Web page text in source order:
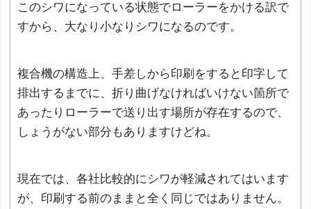
このシワになっている状態でローラーをかける訳で
すから、大なり小なりシワになるのです。
複合機の構造上、手差しから印刷をすると印字して
排出するまでに、折り曲げなければいけない箇所で
あったりローラーで送り出す場所が存在するので、
しょうがない部分もありますけどね。
現在では、各社比較的にシワが軽減されてはいます
が、印刷する前のままと全く同じではありません。